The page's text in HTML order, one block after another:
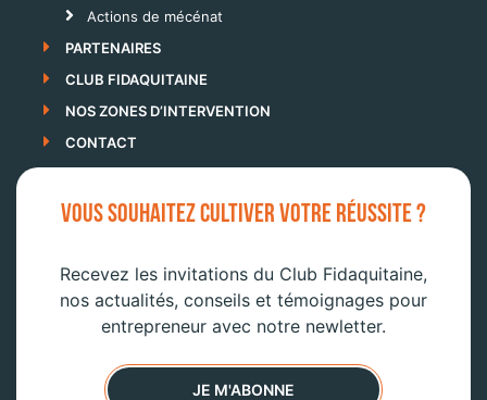
Actions de mécénat
PARTENAIRES
CLUB FIDAQUITAINE
NOS ZONES D’INTERVENTION
CONTACT
VOUS SOUHAITEZ CULTIVER VOTRE RÉUSSITE ?
Recevez les invitations du Club Fidaquitaine,
nos actualités, conseils et témoignages pour
entrepreneur avec notre newletter.
JE M'ABONNE